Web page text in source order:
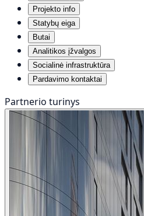
Projekto info
Statybų eiga
Butai
Analitikos įžvalgos
Socialinė infrastruktūra
Pardavimo kontaktai
Partnerio turinys